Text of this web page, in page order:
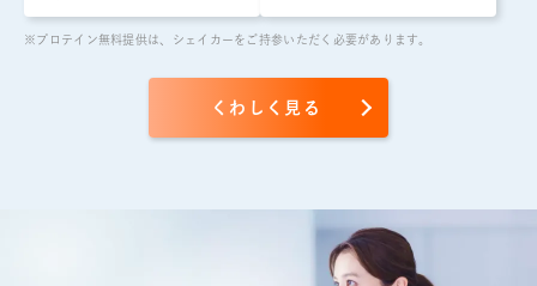
※プロテイン無料提供は、シェイカーをご持参いただく必要があります。
くわしく見る